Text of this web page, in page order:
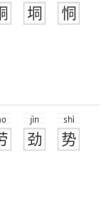
垌 恫
jìn
劲
shì
势